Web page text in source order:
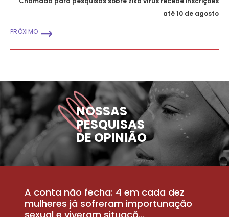
até 10 de agosto
PRÓXIMO
NOSSAS
PESQUISAS
DE OPINIÃO
A conta não fecha: 4 em cada dez
mulheres já sofreram importunação
sexual e viveram situaçõ...